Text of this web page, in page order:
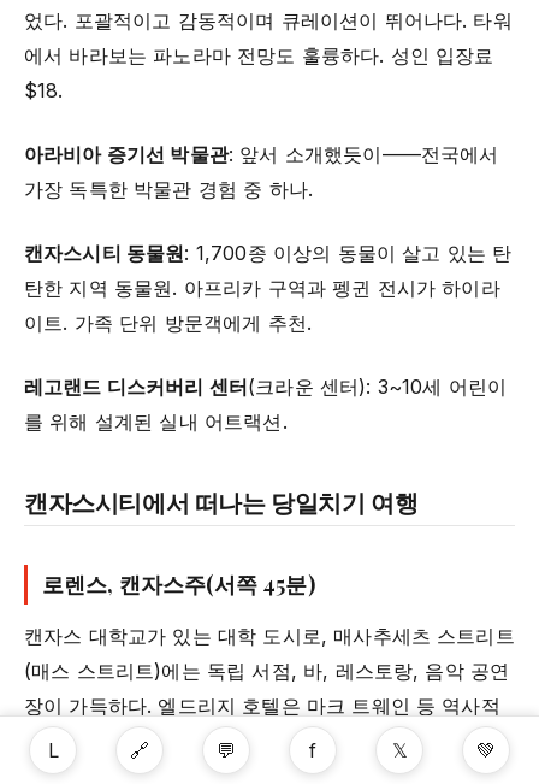
었다. 포괄적이고 감동적이며 큐레이션이 뛰어나다. 타워
에서 바라보는 파노라마 전망도 훌륭하다. 성인 입장료
$18.
아라비아 증기선 박물관: 앞서 소개했듯이——전국에서
가장 독특한 박물관 경험 중 하나.
캔자스시티 동물원: 1,700종 이상의 동물이 살고 있는 탄
탄한 지역 동물원. 아프리카 구역과 펭귄 전시가 하이라
이트. 가족 단위 방문객에게 추천.
레고랜드 디스커버리 센터(크라운 센터): 3~10세 어린이
를 위해 설계된 실내 어트랙션.
캔자스시티에서 떠나는 당일치기 여행
로렌스, 캔자스주(서쪽 45분)
캔자스 대학교가 있는 대학 도시로, 매사추세츠 스트리트
(매스 스트리트)에는 독립 서점, 바, 레스토랑, 음악 공연
장이 가득하다. 엘드리지 호텔은 마크 트웨인 등 역사적
인물들이 묵었던 곳이다. 오후 당일 여행에 적합하다.
L 🔗 💬 f 𝕏 💚